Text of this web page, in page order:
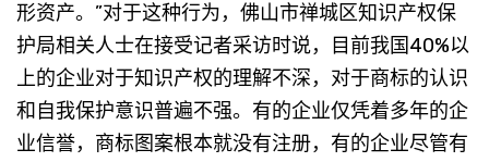
形资产。”对于这种行为，佛山市禅城区知识产权保
护局相关人士在接受记者采访时说，目前我国40%以
上的企业对于知识产权的理解不深，对于商标的认识
和自我保护意识普遍不强。有的企业仅凭着多年的企
业信誉，商标图案根本就没有注册，有的企业尽管有